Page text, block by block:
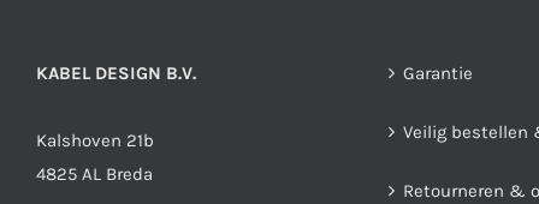
worden
KABEL DESIGN B.V.
Kalshoven 21b
4825 AL Breda
Garantie
Veilig bestellen
Retourneren &